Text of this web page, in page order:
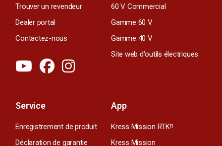
Trouver un revendeur
Dealer portal
Contactez-nous
60 V Commercial
Gamme 60 V
Gamme 40 V
Site web d'outils électriques
Service
Enregistrement de produit
Déclaration de garantie
App
Kress Mission RTKn
Kress Mission